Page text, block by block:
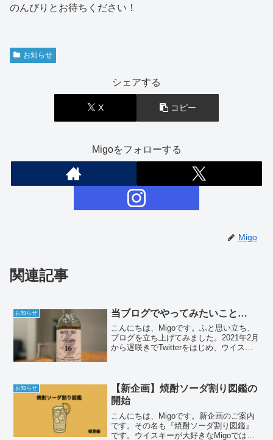
のんびりとお待ちください！
お知らせ
シェアする
X コピー
Migoをフォローする
Migo
関連記事
お知らせ 当ブログでやってみたいこと…
こんにちは、Migoです。ふと思い立ち、
ブログを立ち上げてみました。2021年2月
から遅咲きでTwitterをはじめ、ウイスキ
けで...
お知らせ
【新企画】焼酎ソーダ割り図鑑の
開始
こんにちは、Migoです。新企画のご案内
です。その名も『焼酎ソーダ割り図鑑』
です。ウイスキーが大好きなMigoではあ